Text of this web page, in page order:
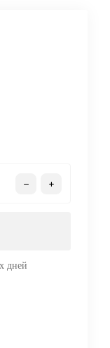
дней